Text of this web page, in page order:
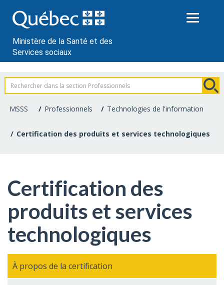
au
contenu
Ministère de la Santé et des
Services sociaux
Information
pour
les
de
la
santé
MSSS Professionnels Technologies de l'information
Certification des produits et services technologiques
Certification des
produits et services
technologiques
À propos de la certification